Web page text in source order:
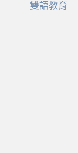
雙語教育